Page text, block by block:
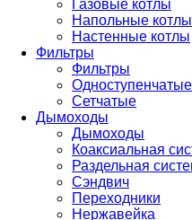
Газовые котлы
Напольные котлы
Настенные котлы
Фильтры
Фильтры
Одноступенчатые
Сетчатые
Дымоходы
Дымоходы
Коаксиальная
Раздельная
Сэндвич
Переходники
Нержавейка